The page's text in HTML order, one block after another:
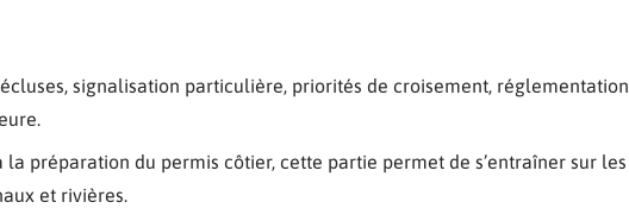
signalisation particulière, priorités de croisement, réglementation
la préparation du permis côtier, cette partie permet de s’entraîner sur les
et rivières.